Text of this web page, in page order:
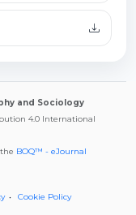
and Sociology
4.0 International
BOQ™ - eJournal
Cookie Policy